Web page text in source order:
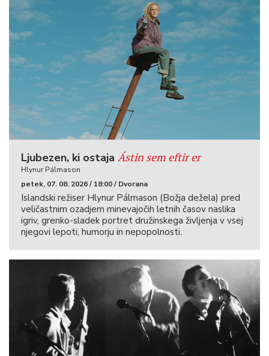
Ljubezen, ki ostaja Ástin sem eftir er
Hlynur Pálmason
petek, 07. 08. 2026 / 18:00 / Dvorana
Islandski režiser Hlynur Pálmason (Božja dežela) pred
veličastnim ozadjem minevajočih letnih časov naslika
igriv, grenko-sladek portret družinskega življenja v vsej
njegovi lepoti, humorju in nepopolnosti.